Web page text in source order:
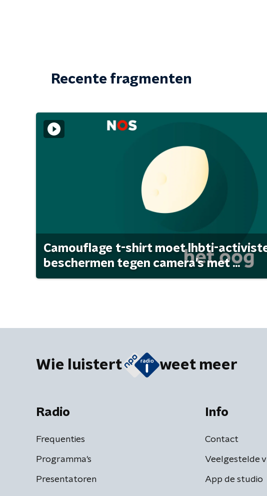
Recente fragmenten
Camouflage t-shirt moet lhbti-
beschermen tegen camera's met ...
Wie luistert weet meer
Radio
Frequenties
Programma's
Presentatoren
Info
Contact
Veelgestelde
App de studio